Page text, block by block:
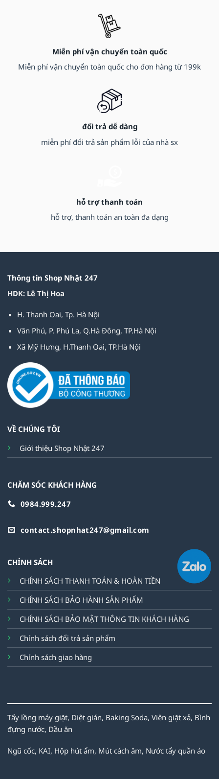
Miễn phí vận chuyển toàn quốc
Miễn phí vận chuyển toàn quốc cho đơn hàng từ 199k
đổi trả dễ dàng
miễn phí đổi trả sản phẩm lỗi của nhà sx
hỗ trợ thanh toán
hỗ trợ, thanh toán an toàn đa dạng
Thông tin Shop Nhật 247
HDK: Lê Thị Hoa
H. Thanh Oai, Tp. Hà Nội
Văn Phú, P. Phú La, Q.Hà Đông, TP.Hà Nội
Xã Mỹ Hưng, H.Thanh Oai, TP.Hà Nội
VỀ CHÚNG TÔI
Giới thiệu Shop Nhật 247
CHĂM SÓC KHÁCH HÀNG
0984.999.247
contact.shopnhat247@gmail.com
CHÍNH SÁCH
CHÍNH SÁCH THANH TOÁN & HOÀN TIỀN
CHÍNH SÁCH BẢO HÀNH SẢN PHẨM
CHÍNH SÁCH BẢO MẬT THÔNG TIN KHÁCH HÀNG
Chính sách đổi trả sản phẩm
Chính sách giao hàng
Tẩy lồng máy giặt, Diệt gián, Baking Soda, Viên giặt xả, Bình
đựng nước, Dầu ăn
Ngũ cốc, KAI, Hộp hút ẩm, Mút cách âm, Nước tẩy quần áo